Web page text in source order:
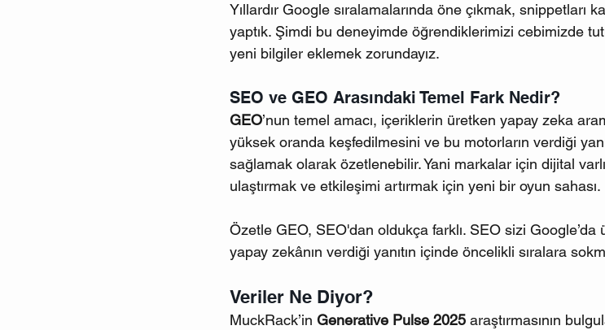
Yıllardır Google sıralamalarında öne çıkmak, snippetları
yaptık. Şimdi bu deneyimde öğrendiklerimizi cebimizde
yeni bilgiler eklemek zorundayız.
SEO ve GEO Arasındaki Temel Fark Nedir?
GEO’nun temel amacı, içeriklerin üretken yapay zeka
yüksek oranda keşfedilmesini ve bu motorların verdiği
sağlamak olarak özetlenebilir. Yani markalar için dijital
ulaştırmak ve etkileşimi artırmak için yeni bir oyun sahası.
Özetle GEO, SEO'dan oldukça farklı. SEO sizi Google’da
yapay zekânın verdiği yanıtın içinde öncelikli sıralara
Veriler Ne Diyor?
MuckRack’in Generative Pulse 2025 araştırmasının